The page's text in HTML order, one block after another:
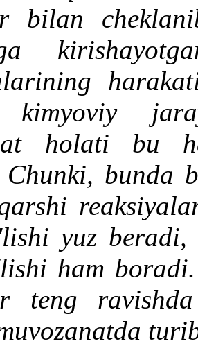
bilan
kimyoviy
holati bu
Chunki, bunda
yuz
ham
teng